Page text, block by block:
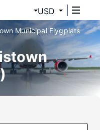
USD
Municipal Flygplats